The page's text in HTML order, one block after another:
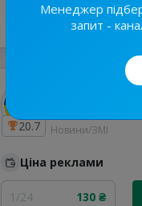
20.7 Новини/ЗМІ
Ціна реклами
1/24 130 ₴
Менеджер
запит -